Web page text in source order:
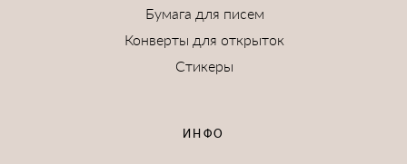
Бумага для писем
Конверты для открыток
Стикеры
ИНФО